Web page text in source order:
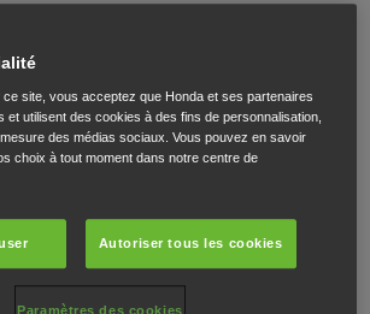
& ZONEN NV
MASTER
Spouwen,3740
ce site, vous acceptez que Honda et ses partenaires
et utilisent des cookies à des fins de personnalisation,
des médias sociaux. Vous pouvez en savoir
choix à tout moment dans notre centre de
Autoriser tous les cookies
Paramètres des cookies